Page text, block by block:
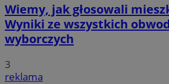
Wiemy, jak głosowali
Wyniki ze wszystkich
wyborczych
3
reklama